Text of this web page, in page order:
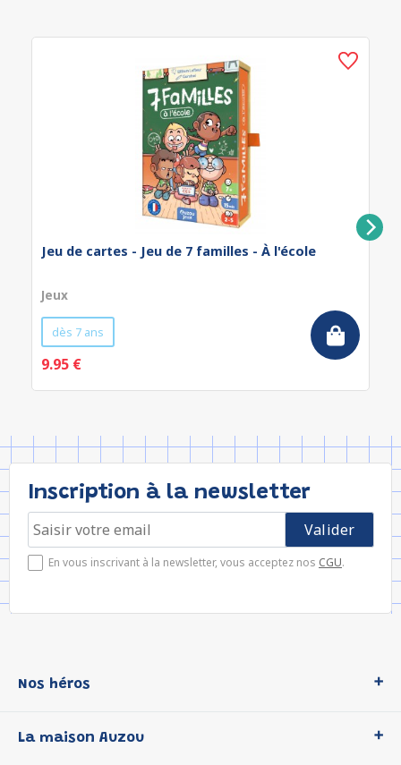
Jeu de cartes - Jeu de 7 familles - À l'école
Jeux
dès 7 ans
9.95 €
Inscription à la newsletter
En vous inscrivant à la newsletter, vous acceptez nos CGU.
Nos héros
P'tit Loup
La maison Auzou